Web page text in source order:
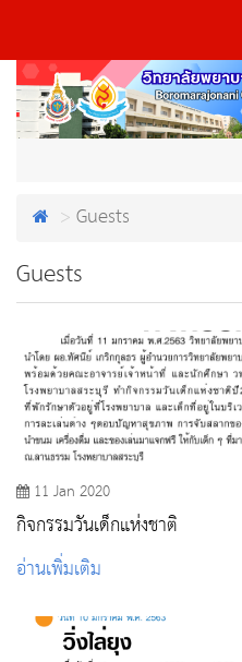
Guests
Guests
11 Jan 2020
กิจกรรมวันเด็กแห่งชาติ
อ่านเพิ่มเติม